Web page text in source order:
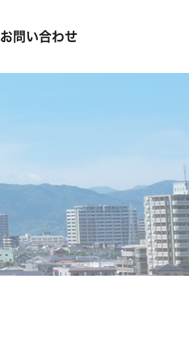
お問い合わせ